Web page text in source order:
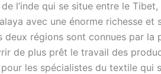
l’inde qui se situe entre le
avec une énorme richesse et
régions sont connues par la
de plus prêt le travail des
les spécialistes du textile qui